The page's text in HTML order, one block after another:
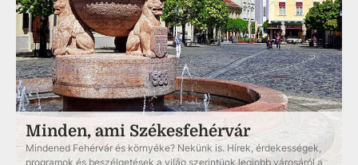
Minden, ami Székesfehérvár
Mindened Fehérvár és környéke? Nekünk is. Hírek, érdekességek,
programok és beszélgetések a világ szerintünk legjobb városáról a